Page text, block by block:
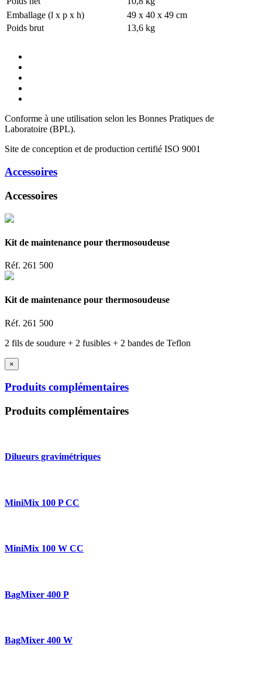
Emballage (l x p x h)
49 x 40 x 49 cm
Poids brut
13,6 kg
Conforme à une utilisation selon les Bonnes Pratiques de
Laboratoire (BPL).
Site de conception et de production certifié ISO 9001
Accessoires
Accessoires
Kit de maintenance pour thermosoudeuse
Réf. 261 500
Kit de maintenance pour thermosoudeuse
Réf. 261 500
2 fils de soudure + 2 fusibles + 2 bandes de Teflon
×
Produits complémentaires
Produits complémentaires
Dilueurs gravimétriques
MiniMix 100 P CC
MiniMix 100 W CC
BagMixer 400 P
BagMixer 400 W